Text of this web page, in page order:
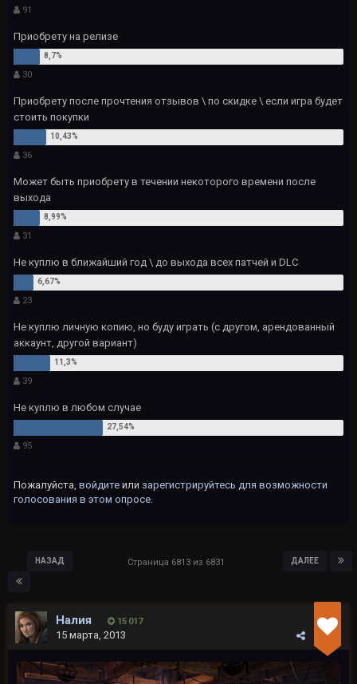
91
Приобрету на релизе
30
Приобрету после прочтения отзывов \ по скидке \ если игра будет
стоить покупки
36
Может быть приобрету в течении некоторого времени после
выхода
31
Не куплю в ближайший год \ до выхода всех патчей и DLC
23
Не куплю личную копию, но буду играть (с другом, арендованный
аккаунт, другой вариант)
39
Не куплю в любом случае
95
Пожалуйста, войдите или зарегистрируйтесь для возможности
голосования в этом опросе.
НАЗАД ДАЛЕЕ
Страница 6813 из 6831
Налия 15 017
15 марта, 2013